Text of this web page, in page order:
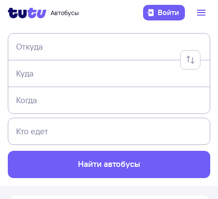
Автобусы Войти
Откуда
Куда
Когда
Кто едет
Найти автобусы